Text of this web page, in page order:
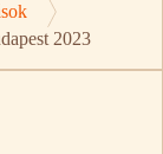
2023